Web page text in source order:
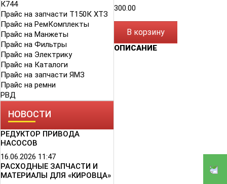
К744
Прайс на запчасти Т150К ХТЗ
Прайс на РемКомплекты
Прайс на Манжеты
Прайс на Фильтры
Прайс на Электрику
Прайс на Каталоги
Прайс на запчасти ЯМЗ
Прайс на ремни
РВД
НОВОСТИ
РЕДУКТОР ПРИВОДА
НАСОСОВ
16.06.2026 11:47
РАСХОДНЫЕ ЗАПЧАСТИ И
МАТЕРИАЛЫ ДЛЯ «КИРОВЦА»
300.00
В корзину
ОПИСАНИЕ